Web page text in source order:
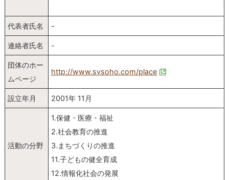
代表者氏名 -
連絡者氏名 -
団体のホー
ムページ
http://www.svsoho.com/place
設立年月 2001年 11月
活動の分野
1.保健・医療・福祉
2.社会教育の推進
3.まちづくりの推進
11.子どもの健全育成
12.情報化社会の発展